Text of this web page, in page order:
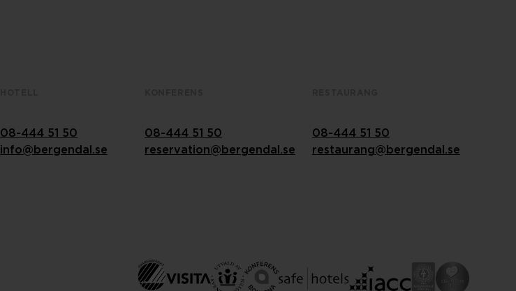
08-444 51 50
info@bergendal.se
08-444 51 50
reservation@bergendal.se
08-444 51 50
restaurang@bergendal.se